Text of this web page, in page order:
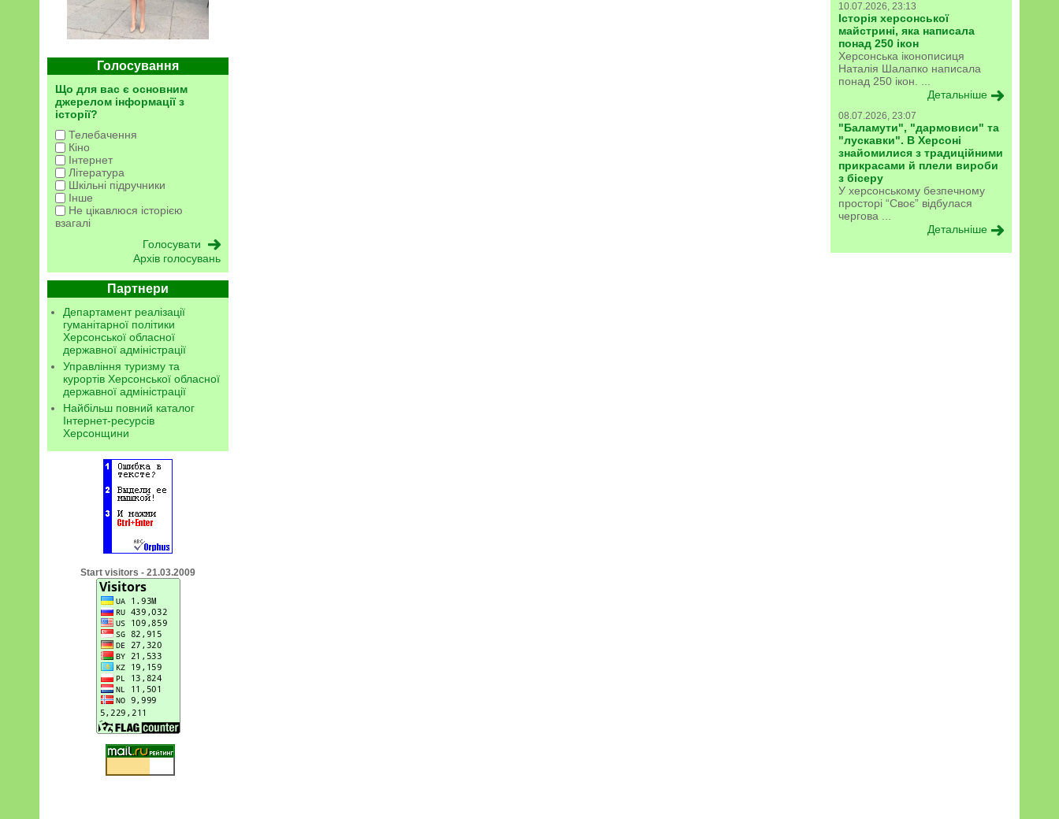
Голосування
Що для вас є основним
джерелом інформації з
історії?
Телебачення
Кіно
Інтернет
Література
Шкільні підручники
Інше
Не цікавлюся історією
взагалі
Архів голосувань
Партнери
Департамент реалізації
гуманітарної політики
Херсонської обласної
державної адміністрації
Управління туризму та
курортів Херсонської обласної
державної адміністрації
Найбільш повний каталог
Інтернет-ресурсів
Херсонщини
Start visitors - 21.03.2009
10.07.2026, 23:13
Історія херсонської
майстрині, яка написала
понад 250 ікон
Херсонська іконописиця
Наталія Шалапко написала
понад 250 ікон. ...
Детальніше
08.07.2026, 23:07
"Баламути", "дармовиси" та
"лускавки". В Херсоні
знайомилися з традиційними
прикрасами й плели вироби
з бісеру
У херсонському безпечному
просторі “Своє” відбулася
чергова ...
Детальніше